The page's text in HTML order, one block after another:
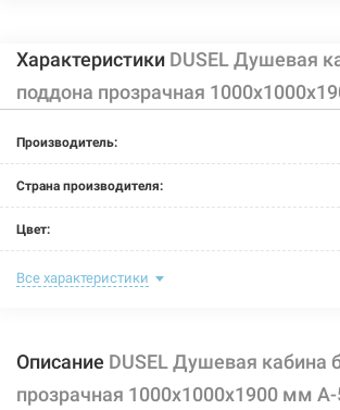
Характеристики DUSEL Душевая
поддона прозрачная
Производитель:
Страна производителя:
Цвет:
Материал витража:
Тип поддона:
Задняя стенка:
Все характеристики
Описание DUSEL Душевая кабина
прозрачная 1000x1000x1900 мм A-